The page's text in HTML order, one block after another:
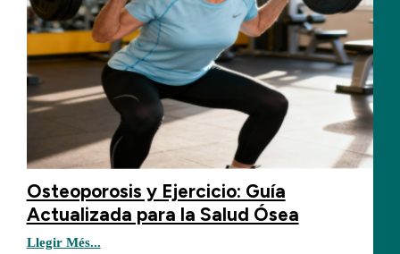
Osteoporosis y Ejercicio: Guía
Actualizada para la Salud Ósea
Llegir Més...